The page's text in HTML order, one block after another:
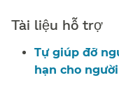
Tài liệu hỗ trợ​​
Tự giúp đỡ
hạn cho